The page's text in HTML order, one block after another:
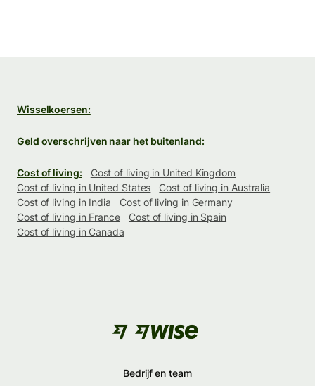
Wisselkoersen:
Geld overschrijven naar het buitenland:
Cost of living:
Cost of living in United Kingdom
Cost of living in United States
Cost of living in Australia
Cost of living in India
Cost of living in Germany
Cost of living in France
Cost of living in Spain
Cost of living in Canada
Bedrijf en team